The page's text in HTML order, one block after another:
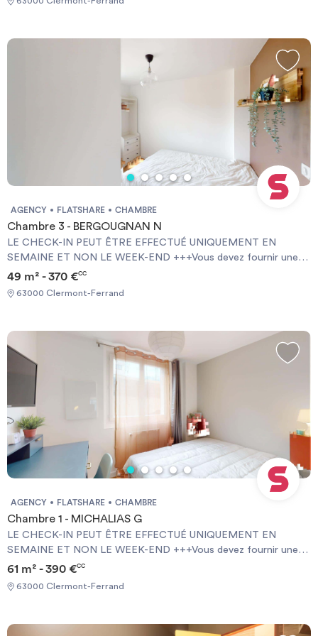
AGENCY FLATSHARE CHAMBRE
Chambre 3 - BERGOUGNAN N
LE CHECK-IN PEUT ÊTRE EFFECTUÉ UNIQUEMENT EN
SEMAINE ET NON LE WEEK-END +++Vous devez fournir une
Garantie Visale obligatoirement et une assurance habitation+++
[ENG] CHECK-IN CAN ONLY BE DONE ON WEEKDAYS AND
49 m² - 370 €CC
63000 Clermont-Ferrand
AGENCY FLATSHARE CHAMBRE
Chambre 1 - MICHALIAS G
LE CHECK-IN PEUT ÊTRE EFFECTUÉ UNIQUEMENT EN
SEMAINE ET NON LE WEEK-END +++Vous devez fournir une
Garantie Visale obligatoirement et une assurance habitation+++
[ENG] CHECK-IN CAN ONLY BE DONE ON WEEKDAYS AND
NOT AT WEEKENDS +++You must provide a Visale Guarantee
61 m² - 390 €CC
63000 Clermont-Ferrand